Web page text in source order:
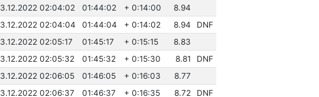
3.12.2022 02:04:02 01:44:02 + 0:14:00
8.94
3.12.2022 02:04:04 01:44:04 + 0:14:02 8.94
DNF
3.12.2022 02:05:17 01:45:17 + 0:15:15
8.83
3.12.2022 02:05:32 01:45:32 + 0:15:30 8.81
DNF
3.12.2022 02:06:05 01:46:05 + 0:16:03
8.77
3.12.2022 02:06:37 01:46:37 + 0:16:35 8.72
DNF